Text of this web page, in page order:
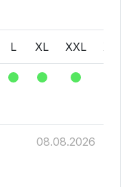
L XL XXL
08.08.2026